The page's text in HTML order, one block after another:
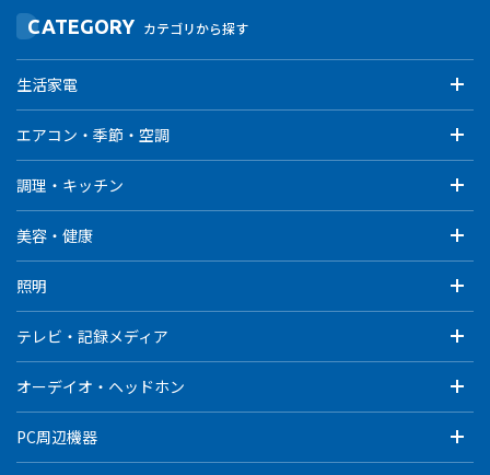
CATEGORY カテゴリから探す
生活家電
エアコン・季節・空調
調理・キッチン
美容・健康
照明
テレビ・記録メディア
オーデイオ・ヘッドホン
PC周辺機器